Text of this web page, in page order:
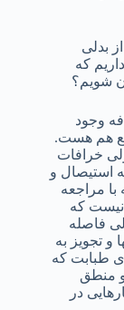
بدلی
که
شویم؟
وجود
هم هست.
خرافات
استیصال و
با مراجعه
نیست که
فاصله
و تجویز به
طبابت که
منطق
در